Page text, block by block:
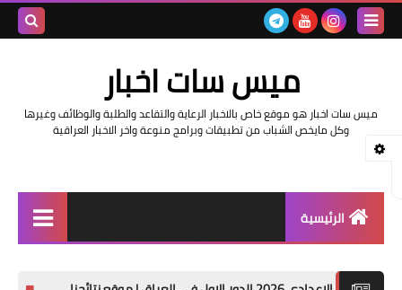
ميس سات اخبار
ميس سات اخبار هو موقع خاص بالاخبار الرعاية والتقاعد والطلبة والوظائف وغيرها
وكل مايخص الشباب من تطبيقات وبرامج منوعة واخر الاخبار العراقية
الرئيسية